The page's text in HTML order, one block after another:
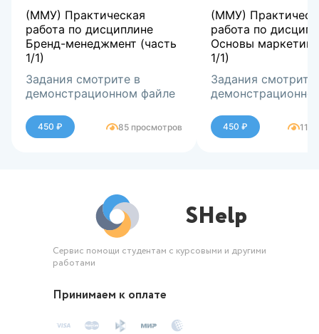
(ММУ) Практическая
работа по дисциплине
Бренд-менеджмент (часть
1/1)
Задания смотрите в
демонстрационном файле
450 ₽ 85 просмотров
(ММУ)
работа по
Основы
1/1)
Задания смотрите
450 ₽ 113
SHelp
Сервис помощи студентам с курсовыми и другими
работами
Принимаем к оплате